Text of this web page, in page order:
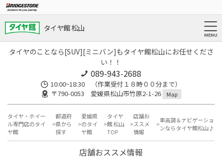
タイヤ館 松山
タイヤのことなら[SUV][ミニバン]もタイヤ館松山にお任せくださ
い！！
089-943-2688
10:00~18:30 （作業受付１８時００分まで）
〒790-0053 愛媛県松山市竹原2-1-26
Map
タイヤ・ホイー
ル専門店のタイ
ヤ館
都道府
県から
探す
愛媛県
のタイ
ヤ館
タイヤ
館 松山
TOP
店舗お
ススメ
情報
車高調＆ナビゲーショ
ンならタイヤ館松山♪
店舗おススメ情報